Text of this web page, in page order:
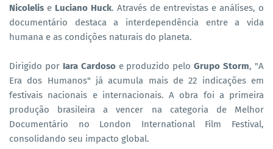
Nicolelis e Luciano Huck. Através de entrevistas e análises, o
documentário destaca a interdependência entre a vida
humana e as condições naturais do planeta.
Dirigido porIara Cardoso e produzido peloGrupo Storm, "A
Era dos Humanos" já acumula mais de 22 indicações em
festivais nacionais e internacionais. A obra foi a primeira
produção brasileira a vencer na categoria de Melhor
Documentário no London International Film Festival,
consolidando seu impacto global.